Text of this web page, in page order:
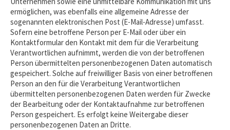
ermöglichen, was ebenfalls eine allgemeine Adresse der
sogenannten elektronischen Post (E-Mail-Adresse) umfasst.
Sofern eine betroffene Person per E-Mail oder über ein
Kontaktformular den Kontakt mit dem für die Verarbeitung
Verantwortlichen aufnimmt, werden die von der betroffenen
Person übermittelten personenbezogenen Daten automatisch
gespeichert. Solche auf freiwilliger Basis von einer betroffenen
Person an den für die Verarbeitung Verantwortlichen
übermittelten personenbezogenen Daten werden für Zwecke
der Bearbeitung oder der Kontaktaufnahme zur betroffenen
Person gespeichert. Es erfolgt keine Weitergabe dieser
personenbezogenen Daten an Dritte.